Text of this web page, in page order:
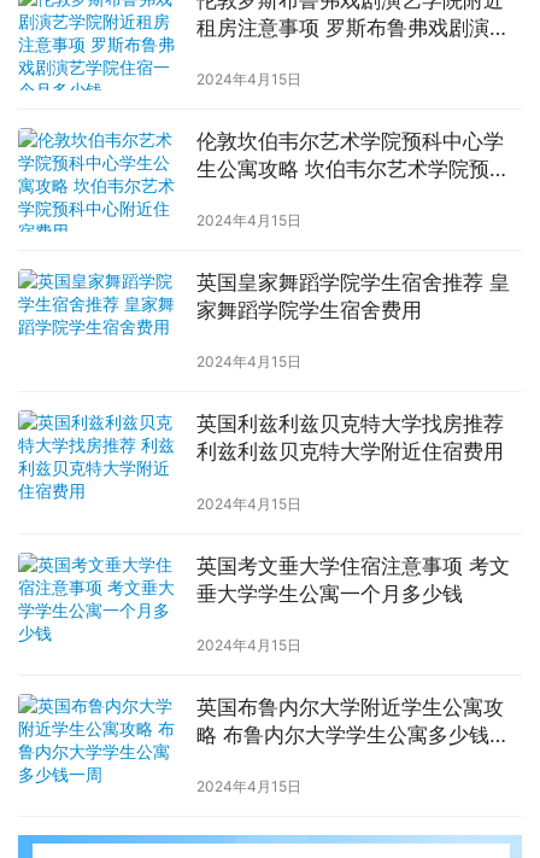
租房注意事项 罗斯布鲁弗戏剧演艺
2024年4月15日
伦敦坎伯韦尔艺术学院预科中心学
生公寓攻略 坎伯韦尔艺术学院预科
2024年4月15日
英国皇家舞蹈学院学生宿舍推荐 皇
家舞蹈学院学生宿舍费用
2024年4月15日
英国利兹利兹贝克特大学找房推荐
利兹利兹贝克特大学附近住宿费用
2024年4月15日
英国考文垂大学住宿注意事项 考文
垂大学学生公寓一个月多少钱
2024年4月15日
英国布鲁内尔大学附近学生公寓攻
略 布鲁内尔大学学生公寓多少钱一
2024年4月15日